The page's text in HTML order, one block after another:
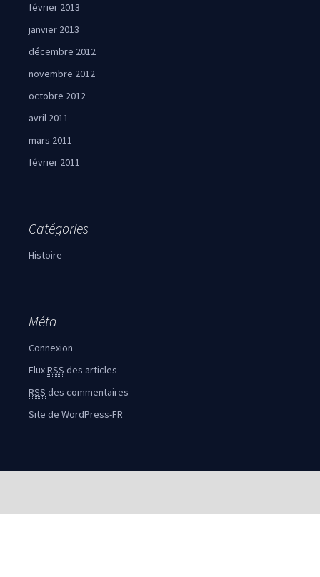
février 2013
janvier 2013
décembre 2012
novembre 2012
octobre 2012
avril 2011
mars 2011
février 2011
Catégories
Histoire
Méta
Connexion
FluxRSS des articles
RSS des commentaires
Site de WordPress-FR